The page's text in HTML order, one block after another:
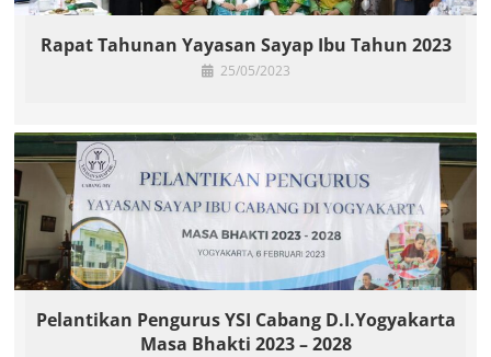
Rapat Tahunan Yayasan Sayap Ibu Tahun 2023
25/05/2023
Pelantikan Pengurus YSI Cabang D.I.Yogyakarta
Masa Bhakti 2023 – 2028